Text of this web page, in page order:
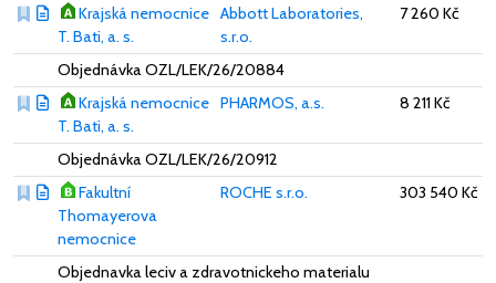
Krajská nemocnice
T. Bati, a. s.
Abbott Laboratories,
s.r.o.
7 260 Kč
Objednávka OZL/LEK/26/20884
Krajská nemocnice
T. Bati, a. s.
PHARMOS, a.s. 8 211 Kč
Objednávka OZL/LEK/26/20912
Fakultní
Thomayerova
nemocnice
ROCHE s.r.o. 303 540 Kč
Objednavka leciv a zdravotnickeho materialu